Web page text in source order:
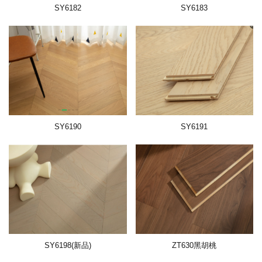
SY6182 SY6183
SY6190 SY6191
SY6198(新品) ZT630黑胡桃